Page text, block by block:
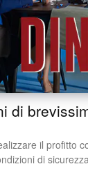
di
il profitto
di